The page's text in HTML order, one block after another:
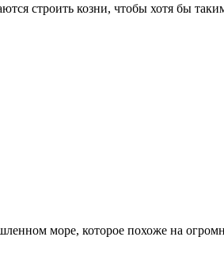
строить козни, чтобы хотя бы
море, которое похоже на